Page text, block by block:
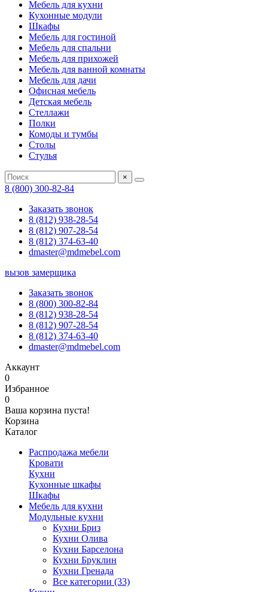
Мебель для кухни
Кухонные модули
Шкафы
Мебель для гостиной
Мебель для спальни
Мебель для прихожей
Мебель для ванной комнаты
Мебель для дачи
Офисная мебель
Детская мебель
Стеллажи
Полки
Комоды и тумбы
Столы
Стулья
×
8 (800) 300-82-84
Заказать звонок
8 (812) 938-28-54
8 (812) 907-28-54
8 (812) 374-63-40
dmaster@mdmebel.com
вызов замерщика
Заказать звонок
8 (800) 300-82-84
8 (812) 938-28-54
8 (812) 907-28-54
8 (812) 374-63-40
dmaster@mdmebel.com
Аккаунт
0
Избранное
0
Ваша корзина пуста!
Корзина
Каталог
Распродажа мебели
Кровати
Кухни
Кухонные шкафы
Шкафы
Мебель для кухни
Модульные кухни
Кухни Бриз
Кухни Олива
Кухни Барселона
Кухни Бруклин
Кухни Гренада
Все категории (33)